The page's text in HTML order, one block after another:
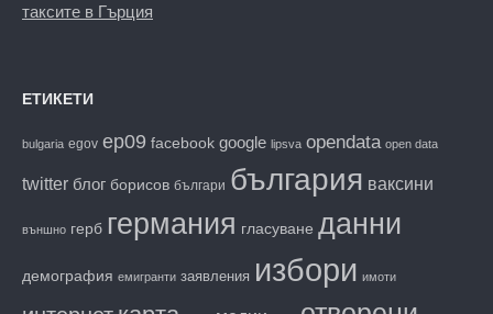
таксите в Гърция
ЕТИКЕТИ
bulgaria egov ep09 facebook google lipsva opendata open data
twitter блог борисов българи българия ваксини
външно герб германия гласуване данни
демография емигранти заявления избори имоти